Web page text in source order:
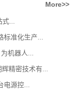
More>>
...
准化生产...
机器人...
精密技术有...
源控...